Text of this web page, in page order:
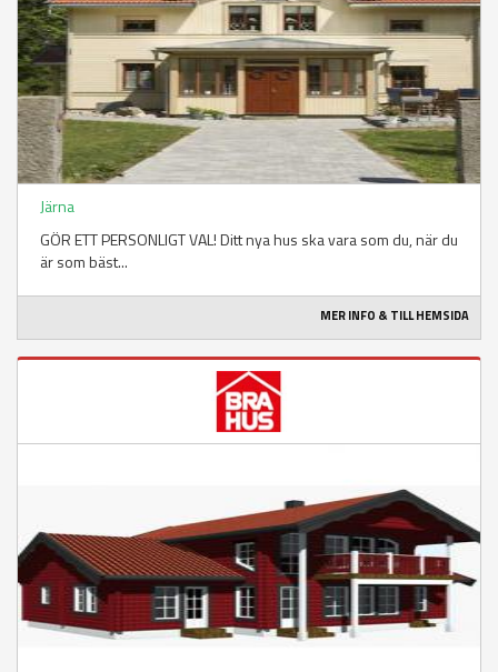
Järna
GÖR ETT PERSONLIGT VAL! Ditt nya hus ska vara som du, när du
är som bäst...
MER INFO & TILL HEMSIDA